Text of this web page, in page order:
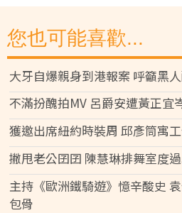
您也可能喜歡...
大牙自爆親身到港報案 呼籲黑
不滿扮醜拍MV 呂爵安遭黃正宜
獲邀出席紐約時裝周 邱彥筒寓
撇甩老公囝囝 陳慧琳排舞室度
主持《歐洲鐵騎遊》憶辛酸史
包骨